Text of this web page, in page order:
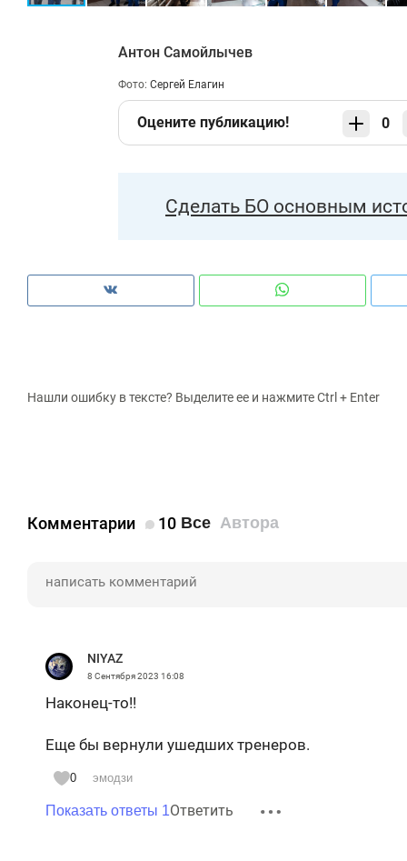
Антон Самойлычев
Фото: Сергей Елагин
Оцените публикацию! 0
Сделать БО основным
Нашли ошибку в тексте? Выделите ее и нажмите Ctrl + Enter
Комментарии 10 Все Автора
NIYAZ
8 Сентября 2023 16:08
Наконец-то!!
Еще бы вернули ушедших тренеров.
0 эмодзи
Показать ответы 1Ответить